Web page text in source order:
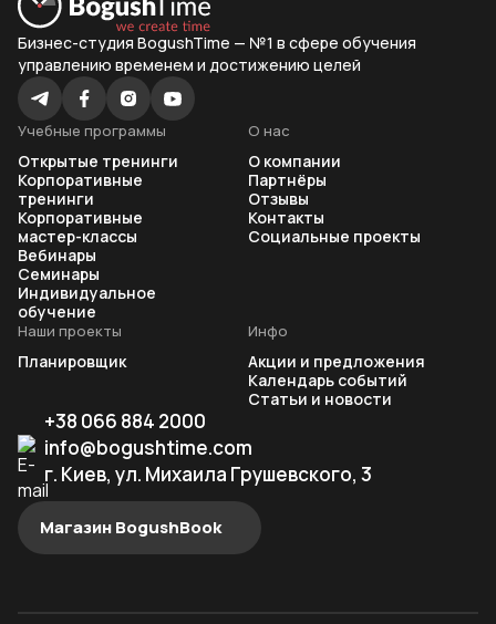
Бизнес-студия BogushTime — №1 в сфере обучения
управлению временем и достижению целей
Учебные программы
Открытые тренинги
Корпоративные
тренинги
Корпоративные
мастер-классы
Вебинары
Семинары
Индивидуальное
обучение
Наши проекты
Планировщик
Инфо
Акции и предложения
Календарь событий
Статьи и новости
О нас
О компании
Партнёры
Отзывы
Контакты
Социальные проекты
+38 066 884 2000
info@bogushtime.com
г. Киев, ул. Михаила Грушевского, 3
Магазин BogushBook